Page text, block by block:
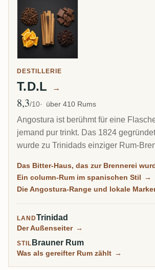
DESTILLERIE
T.D.L →
Ø Bewertung
8,3/10 über 410 Rums
Angostura ist berühmt für eine
jemand pur trinkt. Das 1824
wurde zu Trinidads einziger Rum-
column-destillierten Rum im
als der schwere Funk von Jamaika
Das Bitter-Haus, das zur Brennerei
Ein column-Rum im spanischen Stil →
Die Angostura-Range und lokale
LANDTrinidad
Der Außenseiter →
STIL Brauner Rum
Was als gereifter Rum zählt →